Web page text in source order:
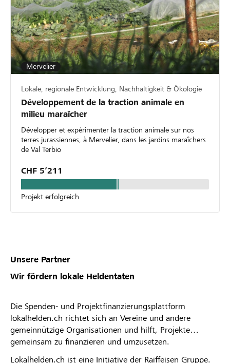
Mervelier
Lokale, regionale Entwicklung, Nachhaltigkeit & Ökologie
Développement de la traction animale en
milieu maraîcher
Développer et expérimenter la traction animale sur nos
terres jurassiennes, à Mervelier, dans les jardins maraîchers
de Val Terbio
CHF 5’211
Projekt erfolgreich
Unsere Partner
Wir fördern lokale Heldentaten
Die Spenden- und Projektfinanzierungsplattform
lokalhelden.ch richtet sich an Vereine und andere
gemeinnützige Organisationen und hilft, Projekte
gemeinsam zu finanzieren und umzusetzen.
Lokalhelden.ch ist eine Initiative der Raiffeisen Gruppe.